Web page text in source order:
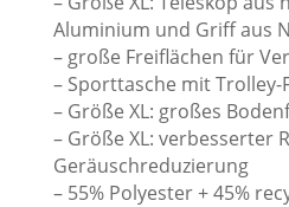
Aluminium und Griff aus
– große Freiflächen für
– Sporttasche mit Trolley-
– Größe XL: großes
– Größe XL: verbesserter
Geräuschreduzierung
– 55% Polyester + 45%